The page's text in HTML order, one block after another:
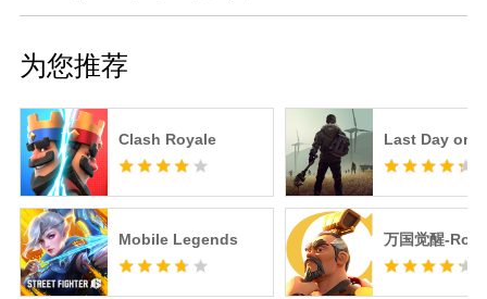
为您推荐
Clash Royale Last Day on
Mobile Legends 万国觉醒-RoK